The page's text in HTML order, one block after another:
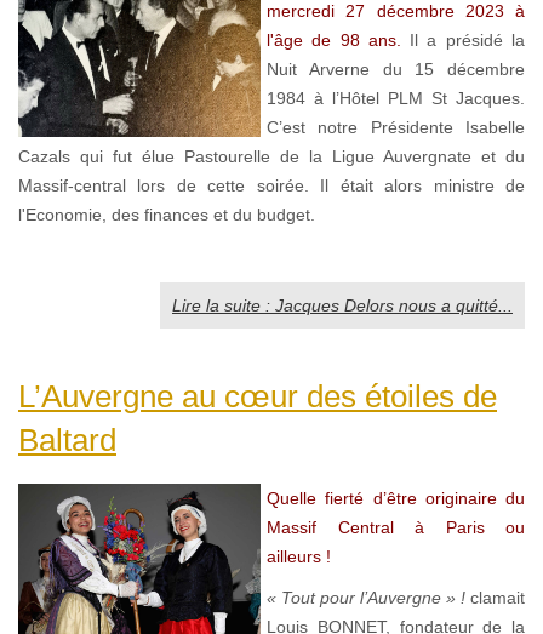
mercredi 27 décembre 2023 à
l'âge de 98 ans.
Il a présidé la
Nuit Arverne du 15 décembre
1984 à l’Hôtel PLM St Jacques.
C’est notre Présidente Isabelle
Cazals qui fut élue Pastourelle de la Ligue Auvergnate et du
Massif-central lors de cette soirée. Il était alors ministre de
l'Economie, des finances et du budget.
Lire la suite : Jacques Delors nous a quitté...
L’Auvergne au cœur des étoiles de
Baltard
Quelle fierté d’être originaire du
Massif Central à Paris ou
ailleurs !
« Tout pour l’Auvergne » ! clamait
Louis BONNET, fondateur de la